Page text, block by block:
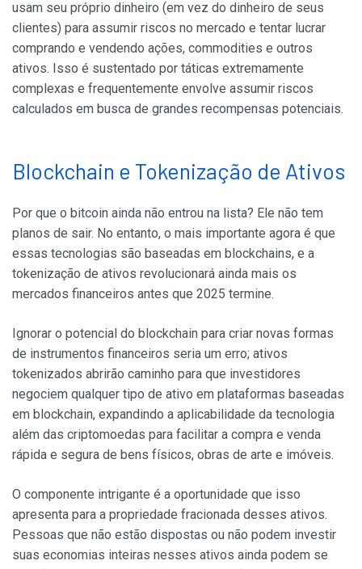
usam seu próprio dinheiro (em vez do dinheiro de seus
clientes) para assumir riscos no mercado e tentar lucrar
comprando e vendendo ações, commodities e outros
ativos. Isso é sustentado por táticas extremamente
complexas e frequentemente envolve assumir riscos
calculados em busca de grandes recompensas potenciais.
Blockchain e Tokenização de Ativos
Por que o bitcoin ainda não entrou na lista? Ele não tem
planos de sair. No entanto, o mais importante agora é que
essas tecnologias são baseadas em blockchains, e a
tokenização de ativos revolucionará ainda mais os
mercados financeiros antes que 2025 termine.
Ignorar o potencial do blockchain para criar novas formas
de instrumentos financeiros seria um erro; ativos
tokenizados abrirão caminho para que investidores
negociem qualquer tipo de ativo em plataformas baseadas
em blockchain, expandindo a aplicabilidade da tecnologia
além das criptomoedas para facilitar a compra e venda
rápida e segura de bens físicos, obras de arte e imóveis.
O componente intrigante é a oportunidade que isso
apresenta para a propriedade fracionada desses ativos.
Pessoas que não estão dispostas ou não podem investir
suas economias inteiras nesses ativos ainda podem se